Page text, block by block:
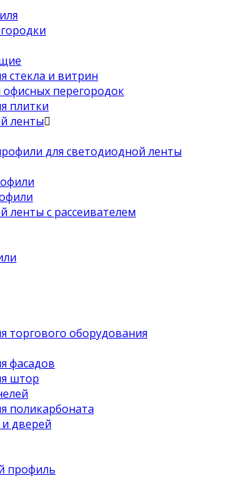
и витрин
перегородок
плитки
ленты
для светодиодной ленты
ленты с рассеивателем
оборудования
фасадов
штор
поликарбоната
дверей
профиль